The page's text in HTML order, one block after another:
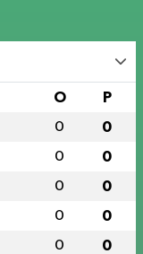
O P
0 0
0 0
0 0
0 0
0 0